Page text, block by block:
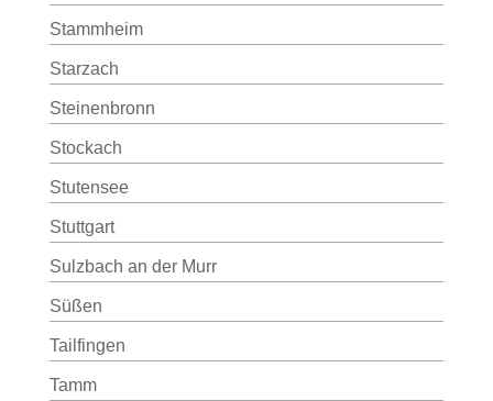
Stammheim
Starzach
Steinenbronn
Stockach
Stutensee
Stuttgart
Sulzbach an der Murr
Süßen
Tailfingen
Tamm